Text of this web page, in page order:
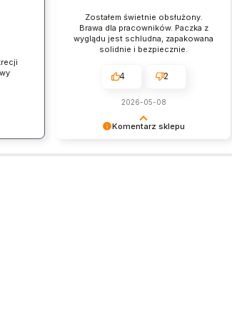
Komentarz sklepu
Zostałem świetnie obsłużony.
Brawa dla pracowników. Paczka z
wyglądu jest schludna, zapakowana
solidnie i bezpiecznie.
4 2
2026-05-08